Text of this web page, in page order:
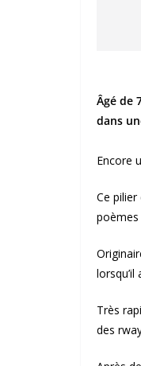
Âgé de
dans
Encore
Ce
Très
des